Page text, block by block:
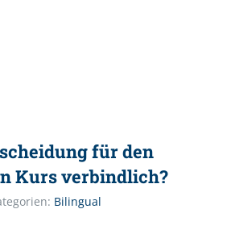
für den
Kurs verbindlich?
Bilingual